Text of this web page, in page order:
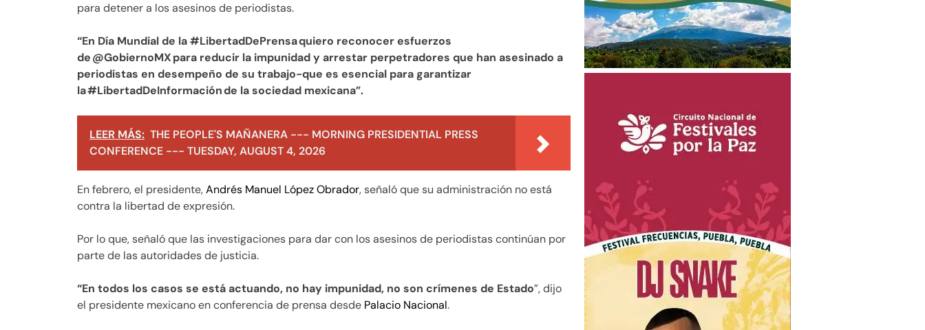
para detener a los asesinos de periodistas.
“En Día Mundial de la #LibertadDePrensa quiero reconocer esfuerzos
de @GobiernoMX para reducir la impunidad y arrestar perpetradores que han asesinado a
periodistas en desempeño de su trabajo-que es esencial para garantizar
la #LibertadDeInformación de la sociedad mexicana”.
LEER MÁS: THE PEOPLE'S MAÑANERA --- MORNING PRESIDENTIAL PRESS
CONFERENCE --- TUESDAY, AUGUST 4, 2026
En febrero, el presidente,Andrés Manuel López Obrador, señaló que su administración no está
contra la libertad de expresión.
Por lo que, señaló que las investigaciones para dar con los asesinos de periodistas continúan por
parte de las autoridades de justicia.
“En todos los casos se está actuando, no hay impunidad, no son crímenes de Estado”, dijo
el presidente mexicano en conferencia de prensa desde Palacio Nacional.